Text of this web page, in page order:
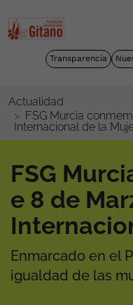
Transparencia
Actualidad
FSG Murcia
Internacional de la
FSG
e 8 de
Enmarcado en el
igualdad de las